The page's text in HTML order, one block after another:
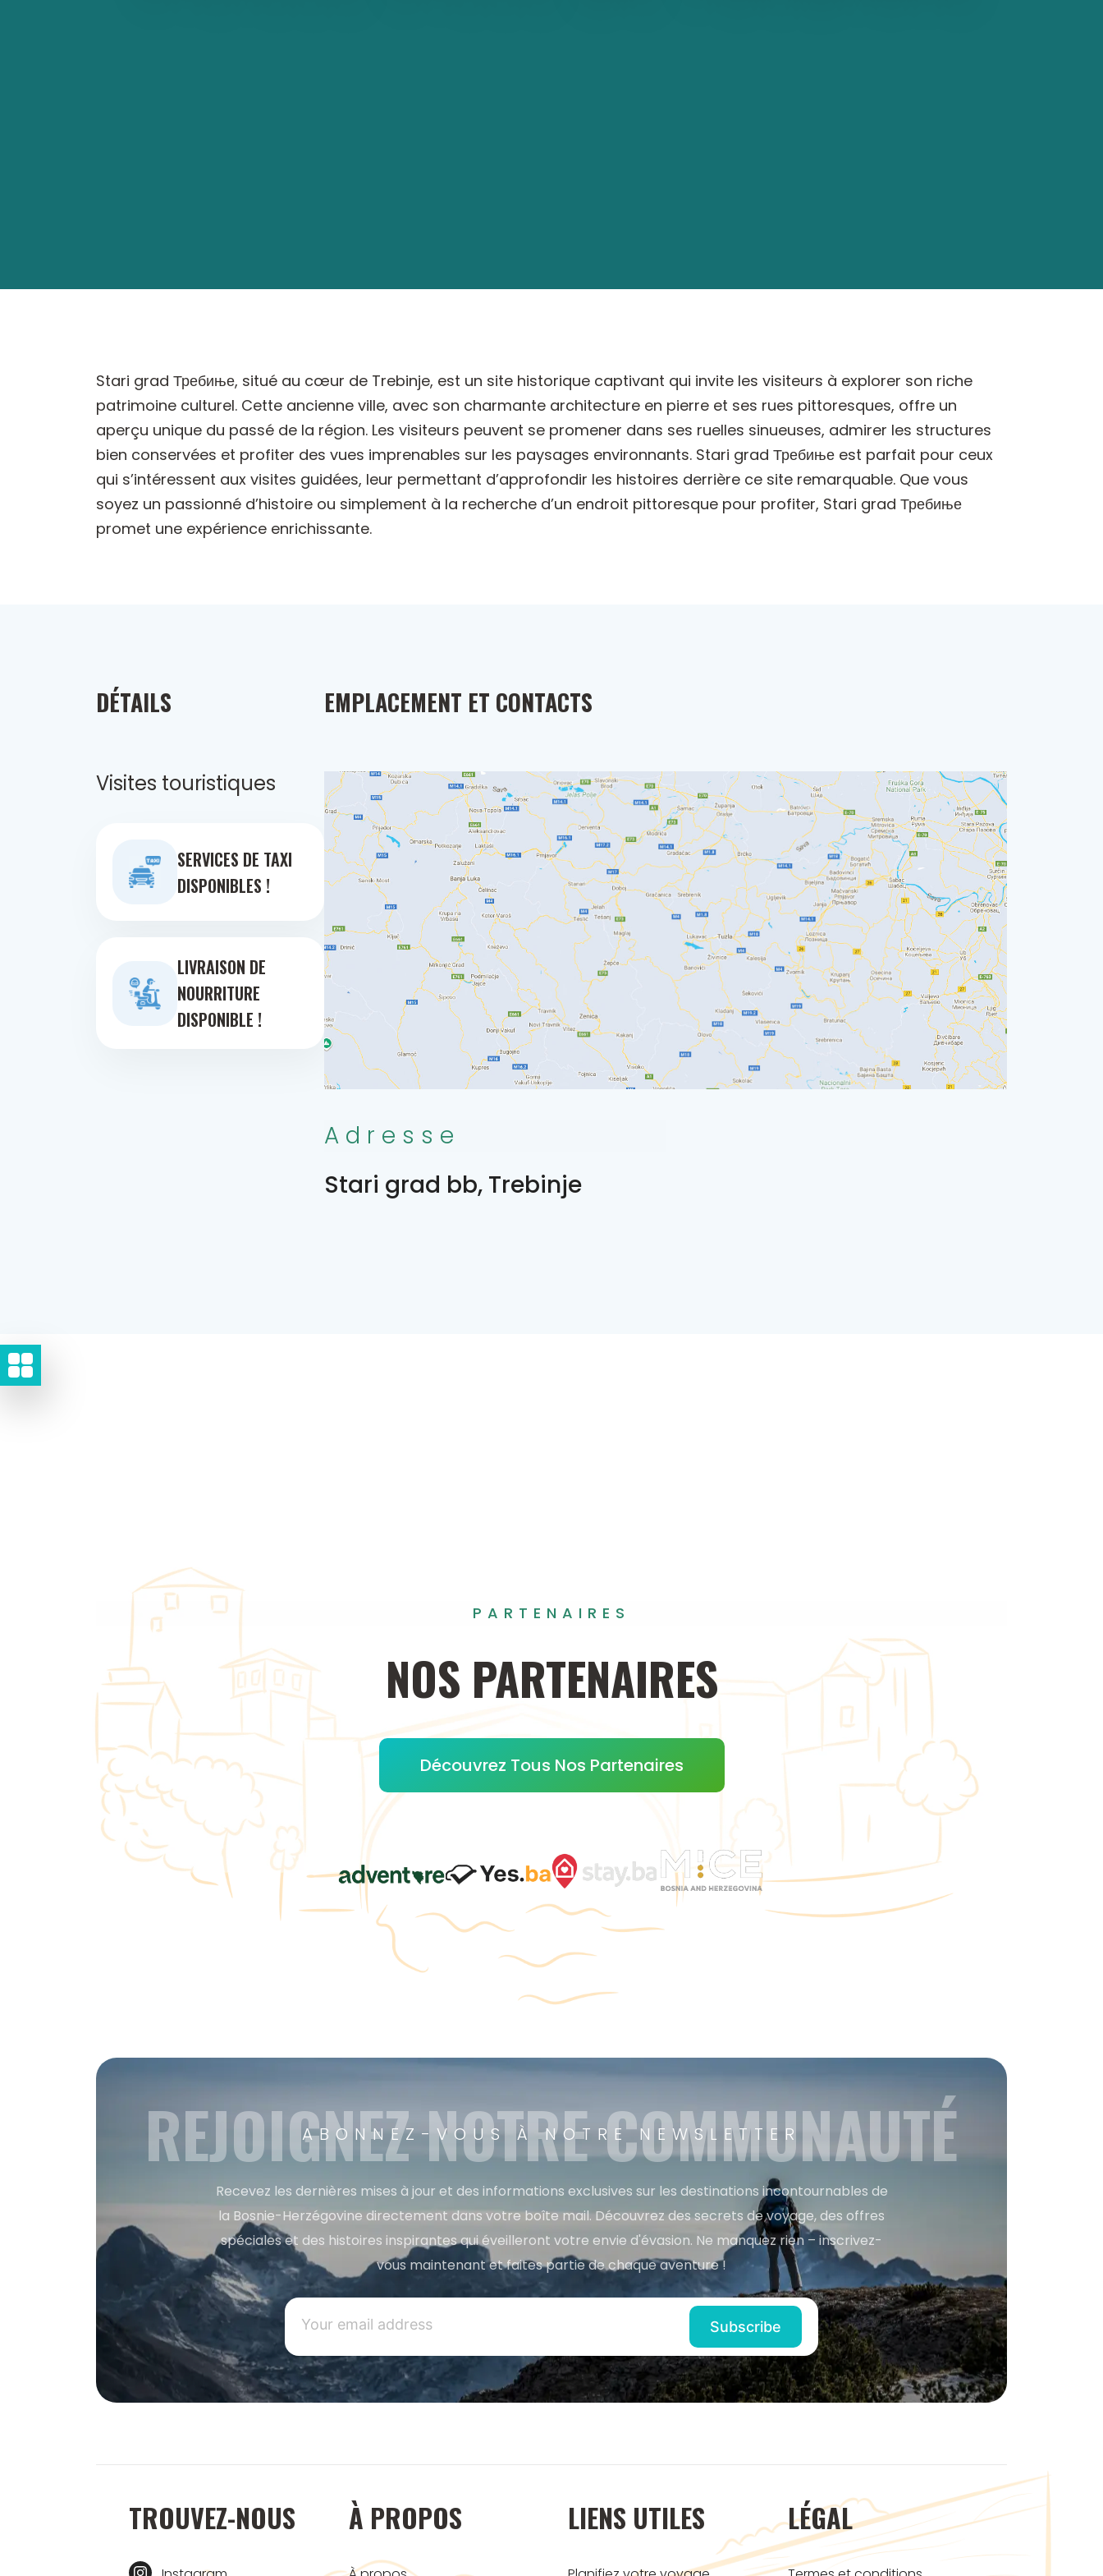
Stari grad Требиње, situé au cœur de Trebinje, est un site historique captivant qui invite les visiteurs à explorer son riche
patrimoine culturel. Cette ancienne ville, avec son charmante architecture en pierre et ses rues pittoresques, offre un
aperçu unique du passé de la région. Les visiteurs peuvent se promener dans ses ruelles sinueuses, admirer les structures
bien conservées et profiter des vues imprenables sur les paysages environnants. Stari grad Требиње est parfait pour ceux
qui s’intéressent aux visites guidées, leur permettant d’approfondir les histoires derrière ce site remarquable. Que vous
soyez un passionné d’histoire ou simplement à la recherche d’un endroit pittoresque pour profiter, Stari grad Требиње
promet une expérience enrichissante.
DÉTAILS
Visites touristiques
SERVICES DE TAXI
DISPONIBLES !
LIVRAISON DE
NOURRITURE
DISPONIBLE !
EMPLACEMENT ET CONTACTS
Adresse
Stari grad bb, Trebinje
PARTENAIRES
NOS PARTENAIRES
Découvrez Tous Nos Partenaires
ABONNEZ-VOUS À NOTRE NEWSLETTER
REJOIGNEZ NOTRE COMMUNAUTÉ
Recevez les dernières mises à jour et des informations exclusives sur les destinations incontournables de
la Bosnie-Herzégovine directement dans votre boîte mail. Découvrez des secrets de voyage, des offres
spéciales et des histoires inspirantes qui éveilleront votre envie d'évasion. Ne manquez rien – inscrivez-
vous maintenant et faites partie de chaque aventure !
TROUVEZ-NOUS À PROPOS LIENS UTILES LÉGAL